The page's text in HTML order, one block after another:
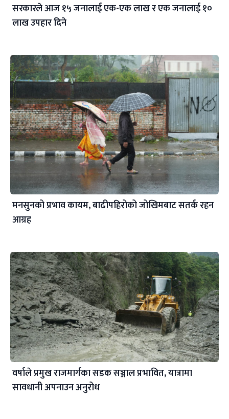
सरकारले आज १५ जनालाई एक-एक लाख र एक जनालाई १०
लाख उपहार दिने
मनसुनको प्रभाव कायम, बाढीपहिरोको जोखिमबाट सतर्क रहन
आग्रह
वर्षाले प्रमुख राजमार्गका सडक सञ्जाल प्रभावित, यात्रामा
सावधानी अपनाउन अनुरोध